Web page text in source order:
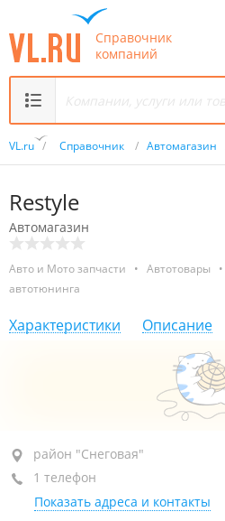
Справочник
компаний
VL.ru / Справочник / Автомагазин
Restyle
Автомагазин
Авто и Мото запчасти • Автотовары •
автотюнинга
Характеристики Описание
район "Снеговая", ул. Снеговая,
1-й этаж
+7 964 436-43-61
район "Снеговая"
1 телефон
Показать адреса и контакты